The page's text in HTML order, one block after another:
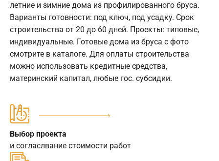
летние и зимние дома из профилированного бруса.
Варианты готовности: под ключ, под усадку. Срок
строительства от 20 до 60 дней. Проекты: типовые,
индивидуальные. Готовые дома из бруса с фото
смотрите в каталоге. Для оплаты строительства
можно использовать кредитные средства,
материнский капитал, любые гос. субсидии.
Выбор проекта
и согласлвание стоимости работ